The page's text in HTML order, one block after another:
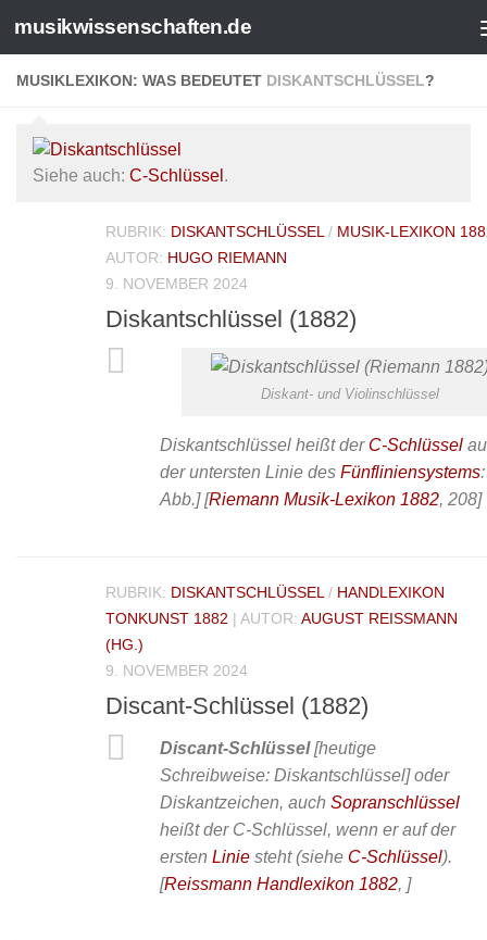
musikwissenschaften.de
MUSIKLEXIKON: WAS BEDEUTET DISKANTSCHLÜSSEL?
Siehe auch: C-Schlüssel .
RUBRIK: DISKANTSCHLÜSSEL / MUSIK-LEXIKON
AUTOR: HUGO RIEMANN
9. NOVEMBER 2024
Diskantschlüssel (1882)
Diskant- und Violinschlüssel
Diskantschlüssel heißt der C-Schlüssel
der untersten Linie des Fünfliniensystems
Abb.][Riemann Musik-Lexikon 1882, 208]
RUBRIK: DISKANTSCHLÜSSEL / HANDLEXIKON
TONKUNST 1882 | AUTOR: AUGUST REISSMANN
(HG.)
9. NOVEMBER 2024
Discant-Schlüssel (1882)
Discant-Schlüssel[heutige
Schreibweise: Diskantschlüssel] oder
Diskantzeichen, auch Sopranschlüssel
heißt der C-Schlüssel, wenn er auf der
ersten Linie steht (siehe C-Schlüssel).
[Reissmann Handlexikon 1882, ]